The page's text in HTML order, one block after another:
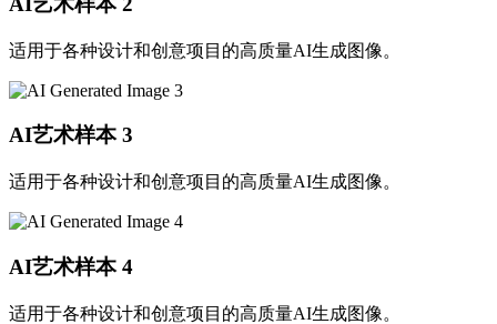
适用于各种设计和创意项目的高质量AI生成图像。
AI艺术样本 3
适用于各种设计和创意项目的高质量AI生成图像。
AI艺术样本 4
适用于各种设计和创意项目的高质量AI生成图像。